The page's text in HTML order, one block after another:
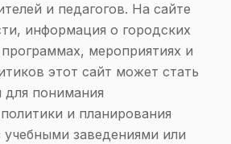
и педагогов. На сайте
информация о городских
мероприятиях и
этот сайт может стать
понимания
и планирования
учебными заведениями или